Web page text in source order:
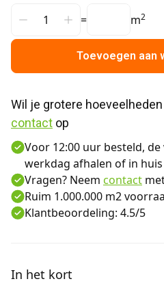
= m2
Toevoegen aan
contact op
Voor 12:00 uur besteld,
werkdag afhalen of in
Vragen? Neem contact
Ruim 1.000.000 m2
Klantbeoordeling: 4.5/5
In het kort